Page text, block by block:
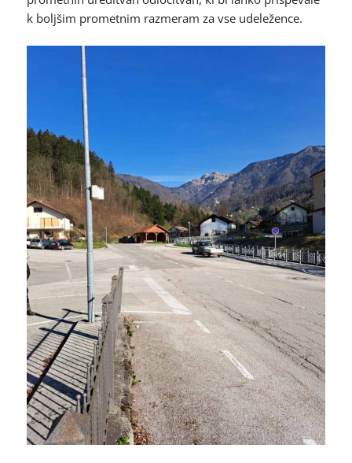
k boljšim prometnim razmeram za vse udeležence.